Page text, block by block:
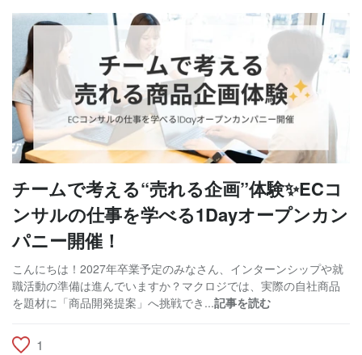
チームで考える“売れる企画”体験✨ECコ
ンサルの仕事を学べる1Dayオープンカン
パニー開催！
こんにちは！2027年卒業予定のみなさん、インターンシップや就
職活動の準備は進んでいますか？マクロジでは、実際の自社商品
を題材に「商品開発提案」へ挑戦でき...記事を読む
1